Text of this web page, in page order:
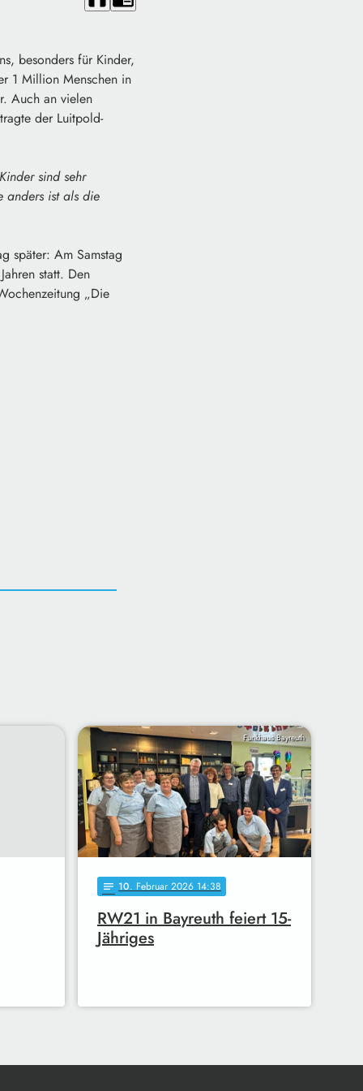
besonders für Kinder,
1 Million Menschen in
Auch an vielen
der Luitpold-
sind sehr
anders ist als die
später: Am Samstag
statt. Den
„Die
Funkhaus Bayreuth
notes 10. Februar 2026 14:38
RW21 in Bayreuth feiert 15-
Jähriges